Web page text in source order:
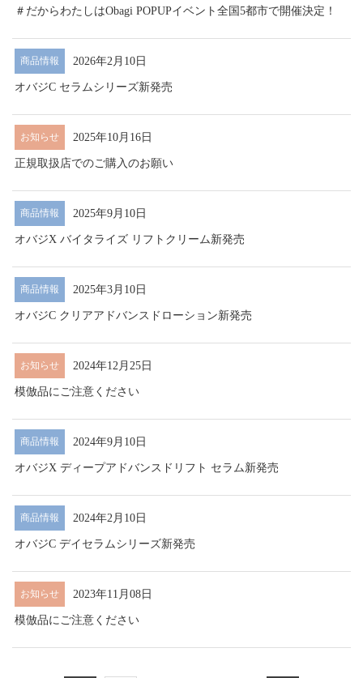
＃だからわたしはObagi POPUPイベント全国5都市で開催決定！
2026年2月10日
商品情報
オバジC セラムシリーズ新発売
2025年10月16日
お知らせ
正規取扱店でのご購入のお願い
2025年9月10日
商品情報
オバジX バイタライズ リフトクリーム新発売
2025年3月10日
商品情報
オバジC クリアアドバンスドローション新発売
2024年12月25日
お知らせ
模倣品にご注意ください
2024年9月10日
商品情報
オバジX ディープアドバンスドリフト セラム新発売
2024年2月10日
商品情報
オバジC デイセラムシリーズ新発売
2023年11月08日
お知らせ
模倣品にご注意ください